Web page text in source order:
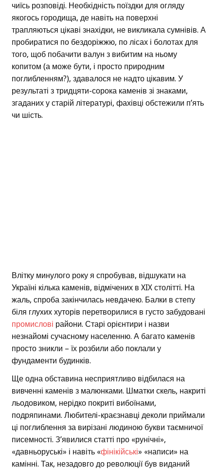
чиїсь розповіді. Необхідність поїздки для огляду
якогось городища, де навіть на поверхні
трапляються цікаві знахідки, не викликала сумнівів. А
пробиратися по бездоріжжю, по лісах і болотах для
того, щоб побачити валун з вибитим на ньому
копитом (а може бути, і просто природним
поглибленням?), здавалося не надто цікавим. У
результаті з тридцяти-сорока каменів зі знаками,
згаданих у старій літературі, фахівці обстежили п’ять
чи шість.
Влітку минулого року я спробував, відшукати на
Україні кілька каменів, відмічених в XIX столітті. На
жаль, спроба закінчилась невдачею. Балки в степу
біля глухих хуторів перетворилися в густо забудовані
промислові райони. Старі орієнтири і назви
незнайомі сучасному населенню. А багато каменів
просто зникли – їх розбили або поклали у
фундаменти будинків.
Ще одна обставина несприятливо відбилася на
вивченні каменів з малюнками. Шматки скель, накриті
льодовиком, нерідко покриті вибоїнами,
подряпинами. Любителі-краєзнавці деколи приймали
ці поглиблення за вирізані людиною букви таємничої
писемності. З’явилися статті про «рунічні»,
«давньоруські» і навіть «фінікійські» «написи» на
камінні. Так, незадовго до революції був виданий